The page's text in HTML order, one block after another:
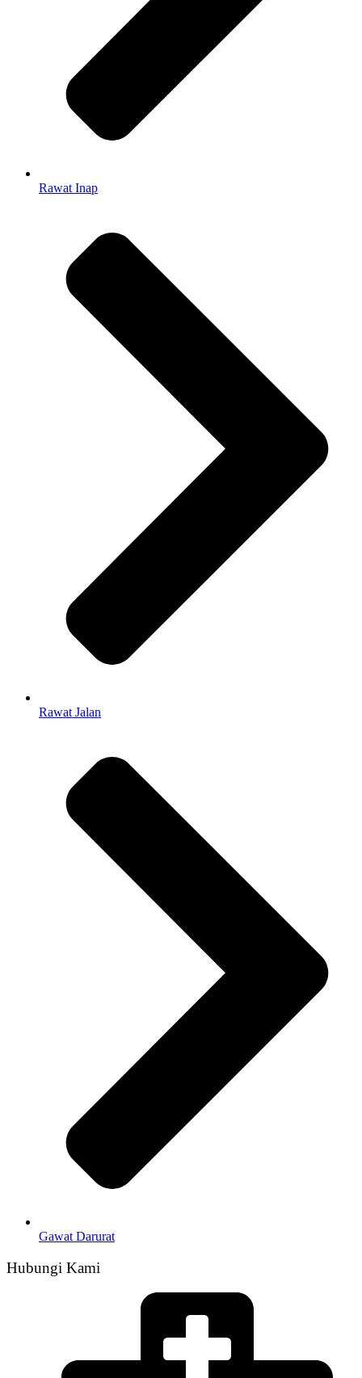
Rawat Inap
Rawat Jalan
Gawat Darurat
Hubungi Kami